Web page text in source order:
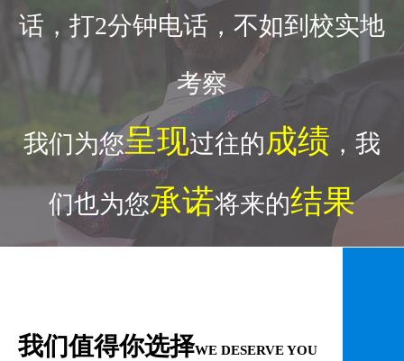
话，打2分钟电话，不如到校实地
考察
我们为您呈现过往的成绩 ，我
们也为您承诺将来的结果
我们值得你选择WE DESERVE YOU